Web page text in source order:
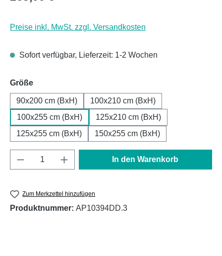
Preise inkl. MwSt. zzgl. Versandkosten
Sofort verfügbar, Lieferzeit: 1-2 Wochen
Größeauswählen
90x200 cm (BxH)
100x210 cm (BxH)
100x255 cm (BxH)
125x210 cm (BxH)
125x255 cm (BxH)
150x255 cm (BxH)
Produkt Anzahl: Gib den gewünschten
In den Warenkorb
Zum Merkzettel hinzufügen
Produktnummer: AP10394DD.3